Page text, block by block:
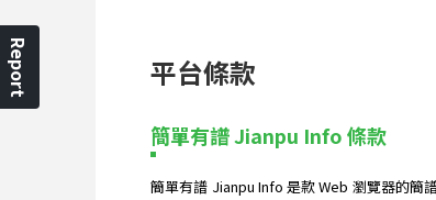
平台條款
簡單有譜 Jianpu Info 條款
簡單有譜 Jianpu Info 是款 Web 瀏覽器的簡
Report